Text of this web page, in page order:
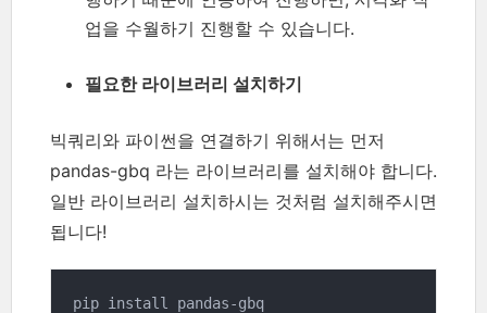
업을 수월하기 진행할 수 있습니다.
필요한 라이브러리 설치하기
빅쿼리와 파이썬을 연결하기 위해서는 먼저
pandas-gbq 라는 라이브러리를 설치해야 합니다.
일반 라이브러리 설치하시는 것처럼 설치해주시면
됩니다!
pip install pandas-gbq